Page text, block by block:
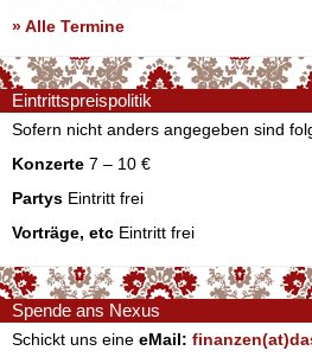
» Alle Termine
Eintrittspreispolitik
Sofern nicht anders angegeben sind
Konzerte 7 – 10 €
Partys Eintritt frei
Vorträge, etc Eintritt frei
Spende ans Nexus
Schickt uns eine eMail: